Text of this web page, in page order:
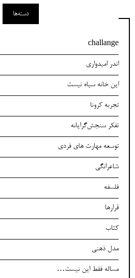
دسته‌ها
challange
اندر امیدواری
این خانه سیاه نیست
تجربه کرونا
تفکر سنجش‌گرایانه
توسعه مهارت های فردی
شاعرانگی
فلسفه
قرارها
کتاب
مدل ذهنی
مساله فقط این نیست…